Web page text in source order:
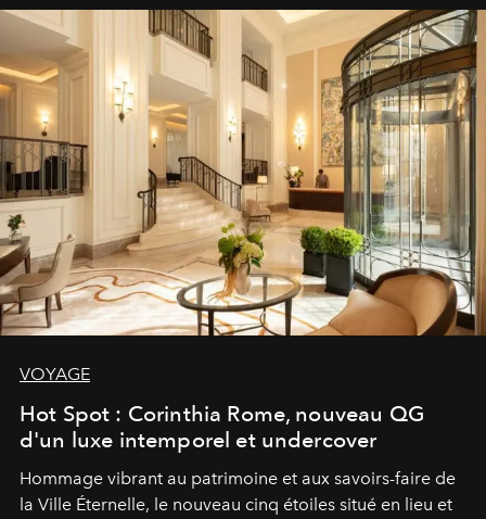
VOYAGE
Hot Spot : Corinthia Rome, nouveau QG
d'un luxe intemporel et undercover
Hommage vibrant au patrimoine et aux savoirs-faire de
la Ville Éternelle, le nouveau cinq étoiles situé en lieu et